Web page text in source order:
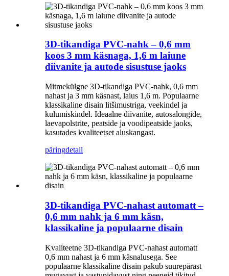
3D-tikandiga PVC-nahk – 0,6 mm
koos 3 mm käsnaga, 1,6 m laiune
diivanite ja autode sisustuse jaoks
Mitmekülgne 3D-tikandiga PVC-nahk, 0,6 mm
nahast ja 3 mm käsnast, laius 1,6 m. Populaarne
klassikaline disain litšimustriga, veekindel ja
kulumiskindel. Ideaalne diivanite, autosalongide,
laevapolstrite, peatside ja voodipeatside jaoks,
kasutades kvaliteetset aluskangast.
päringdetail
3D-tikandiga PVC-nahast automatt –
0,6 mm nahk ja 6 mm käsn,
klassikaline ja populaarne disain
Kvaliteetne 3D-tikandiga PVC-nahast automatt
0,6 mm nahast ja 6 mm käsnalusega. See
populaarne klassikaline disain pakub suurepärast